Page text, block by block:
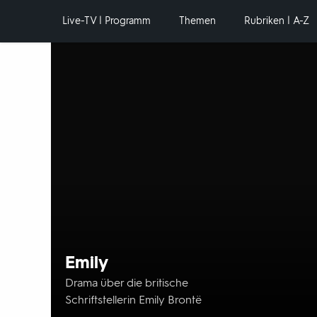
Live-TV | Programm Themen Rubriken | A-Z
Emily
Drama über die britische
Schriftstellerin Emily Brontë